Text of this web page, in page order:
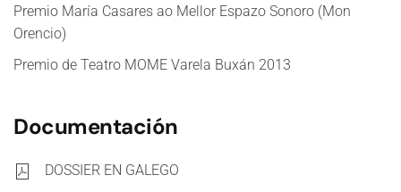
Premio María Casares ao Mellor Espazo Sonoro (Mon
Orencio)
Premio de Teatro MOME Varela Buxán 2013
Documentación
DOSSIER EN GALEGO